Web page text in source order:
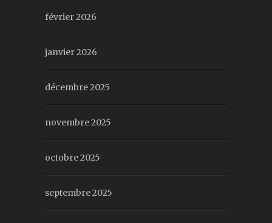
février 2026
janvier 2026
décembre 2025
novembre 2025
octobre 2025
septembre 2025